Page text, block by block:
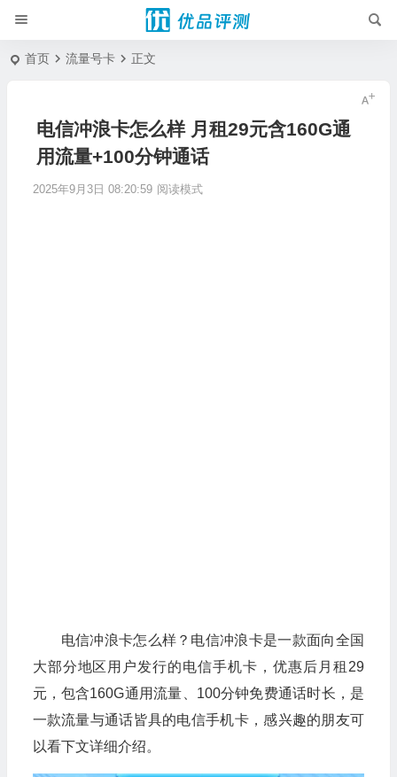
首页 流量号卡 正文
电信冲浪卡怎么样 月租29元含160G通
用流量+100分钟通话
2025年9月3日 08:20:59 阅读模式
电信冲浪卡怎么样？电信冲浪卡是一款面向全国
大部分地区用户发行的电信手机卡，优惠后月租29
元，包含160G通用流量、100分钟免费通话时长，是
一款流量与通话皆具的电信手机卡，感兴趣的朋友可
以看下文详细介绍。